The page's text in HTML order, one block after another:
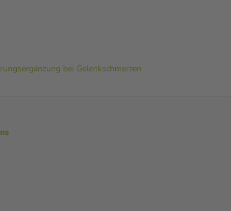
bei Gelenkschmerzen